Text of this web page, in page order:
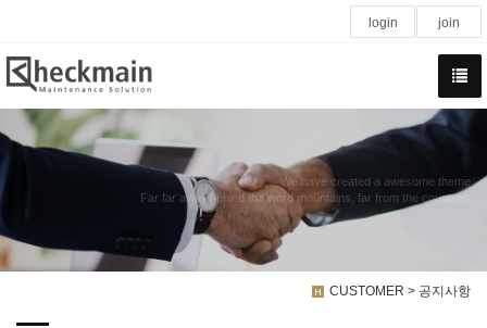
login join
We have created a awesome theme
Far far away,behind the word mountains, far from the countries
CUSTOMER > 공지사항